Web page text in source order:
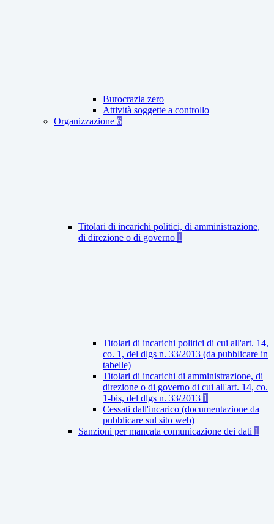
Burocrazia zero
Attività soggette a controllo
Organizzazione 6
Titolari di incarichi politici, di amministrazione,
di direzione o di governo 1
Titolari di incarichi politici di cui all'art. 14,
co. 1, del dlgs n. 33/2013 (da pubblicare in
tabelle)
Titolari di incarichi di amministrazione, di
direzione o di governo di cui all'art. 14, co.
1-bis, del dlgs n. 33/2013 1
Cessati dall'incarico (documentazione da
pubblicare sul sito web)
Sanzioni per mancata comunicazione dei dati 1